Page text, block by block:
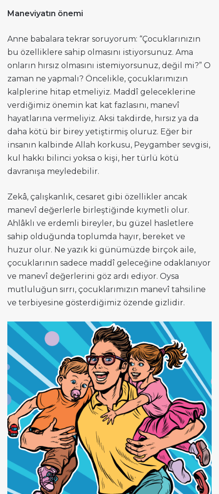
Maneviyatın önemi
Anne babalara tekrar soruyorum: “Çocuklarınızın
bu özelliklere sahip olmasını istiyorsunuz. Ama
onların hırsız olmasını istemiyorsunuz, değil mi?” O
zaman ne yapmalı? Öncelikle, çocuklarımızın
kalplerine hitap etmeliyiz. Maddî geleceklerine
verdiğimiz önemin kat kat fazlasını, manevî
hayatlarına vermeliyiz. Aksi takdirde, hırsız ya da
daha kötü bir birey yetiştirmiş oluruz. Eğer bir
insanın kalbinde Allah korkusu, Peygamber sevgisi,
kul hakkı bilinci yoksa o kişi, her türlü kötü
davranışa meyledebilir.
Zekâ, çalışkanlık, cesaret gibi özellikler ancak
manevî değerlerle birleştiğinde kıymetli olur.
Ahlâklı ve erdemli bireyler, bu güzel hasletlere
sahip olduğunda toplumda hayır, bereket ve
huzur olur. Ne yazık ki günümüzde birçok aile,
çocuklarının sadece maddî geleceğine odaklanıyor
ve manevî değerlerini göz ardı ediyor. Oysa
mutluluğun sırrı, çocuklarımızın manevî tahsiline
ve terbiyesine gösterdiğimiz özende gizlidir.